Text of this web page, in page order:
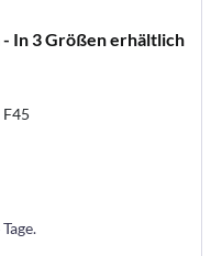
In 3 Größen erhältlich